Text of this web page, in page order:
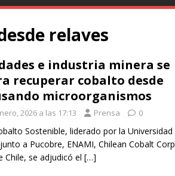
relaves
e industria minera se
recuperar cobalto desde
microorganismos
2026 a las 17:13 Prensa 0
Sostenible, liderado por la Universidad
a Pucobre, ENAMI, Chilean Cobalt
Chile, se adjudicó el […]